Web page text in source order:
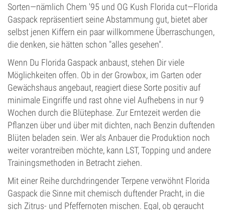
Sorten—nämlich Chem '95 und OG Kush Florida cut—Florida
Gaspack repräsentiert seine Abstammung gut, bietet aber
selbst jenen Kiffern ein paar willkommene Überraschungen,
die denken, sie hätten schon "alles gesehen".
Wenn Du Florida Gaspack anbaust, stehen Dir viele
Möglichkeiten offen. Ob in der Growbox, im Garten oder
Gewächshaus angebaut, reagiert diese Sorte positiv auf
minimale Eingriffe und rast ohne viel Aufhebens in nur 9
Wochen durch die Blütephase. Zur Erntezeit werden die
Pflanzen über und über mit dichten, nach Benzin duftenden
Blüten beladen sein. Wer als Anbauer die Produktion noch
weiter vorantreiben möchte, kann LST, Topping und andere
Trainingsmethoden in Betracht ziehen.
Mit einer Reihe durchdringender Terpene verwöhnt Florida
Gaspack die Sinne mit chemisch duftender Pracht, in die
sich Zitrus- und Pfeffernoten mischen. Egal, ob geraucht